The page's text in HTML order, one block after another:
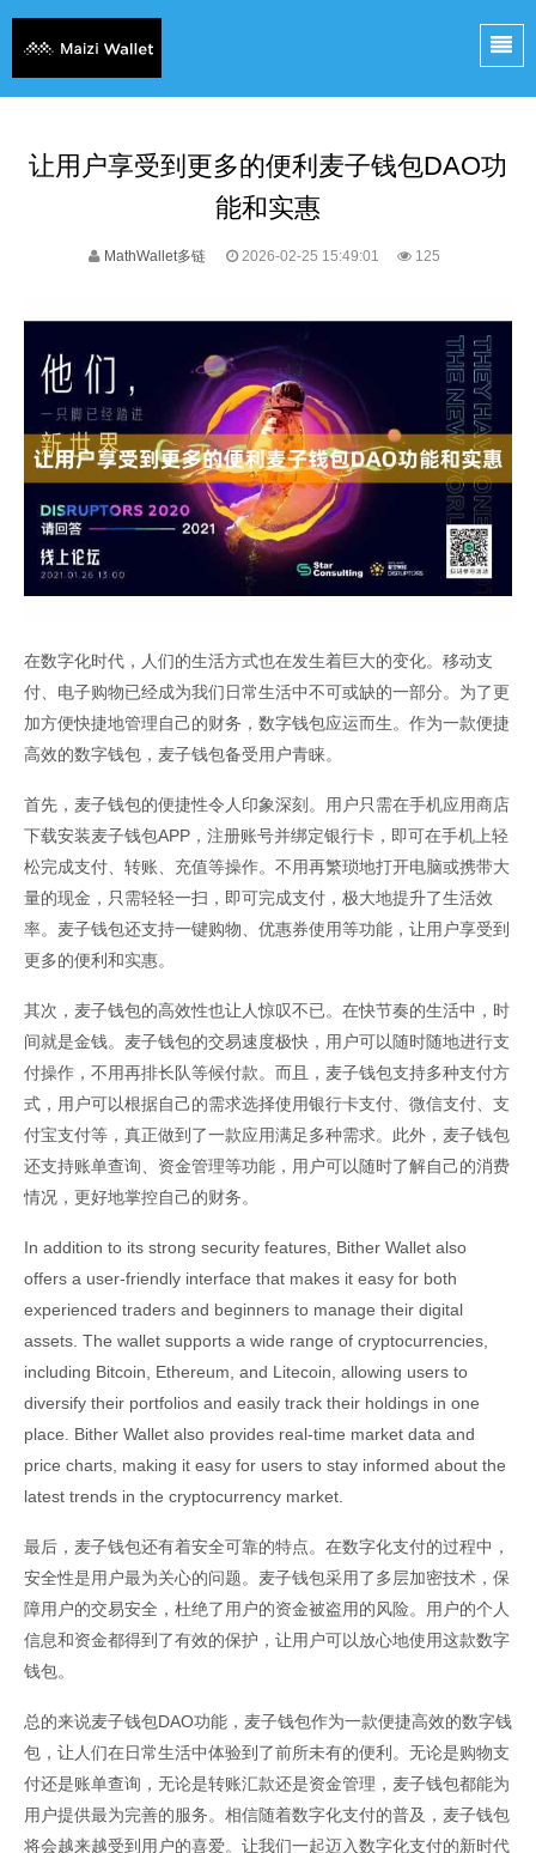
让用户享受到更多的便利麦子钱包DAO功
能和实惠
MathWallet多链 2026-02-25 15:49:01 125
在数字化时代，人们的生活方式也在发生着巨大的变化。移动支
付、电子购物已经成为我们日常生活中不可或缺的一部分。为了更
加方便快捷地管理自己的财务，数字钱包应运而生。作为一款便捷
高效的数字钱包，麦子钱包备受用户青睐。
首先，麦子钱包的便捷性令人印象深刻。用户只需在手机应用商店
下载安装麦子钱包APP，注册账号并绑定银行卡，即可在手机上轻
松完成支付、转账、充值等操作。不用再繁琐地打开电脑或携带大
量的现金，只需轻轻一扫，即可完成支付，极大地提升了生活效
率。麦子钱包还支持一键购物、优惠券使用等功能，让用户享受到
更多的便利和实惠。
其次，麦子钱包的高效性也让人惊叹不已。在快节奏的生活中，时
间就是金钱。麦子钱包的交易速度极快，用户可以随时随地进行支
付操作，不用再排长队等候付款。而且，麦子钱包支持多种支付方
式，用户可以根据自己的需求选择使用银行卡支付、微信支付、支
付宝支付等，真正做到了一款应用满足多种需求。此外，麦子钱包
还支持账单查询、资金管理等功能，用户可以随时了解自己的消费
情况，更好地掌控自己的财务。
In addition to its strong security features, Bither Wallet also
offers a user-friendly interface that makes it easy for both
experienced traders and beginners to manage their digital
assets. The wallet supports a wide range of cryptocurrencies,
including Bitcoin, Ethereum, and Litecoin, allowing users to
diversify their portfolios and easily track their holdings in one
place. Bither Wallet also provides real-time market data and
price charts, making it easy for users to stay informed about the
latest trends in the cryptocurrency market.
最后，麦子钱包还有着安全可靠的特点。在数字化支付的过程中，
安全性是用户最为关心的问题。麦子钱包采用了多层加密技术，保
障用户的交易安全，杜绝了用户的资金被盗用的风险。用户的个人
信息和资金都得到了有效的保护，让用户可以放心地使用这款数字
钱包。
总的来说麦子钱包DAO功能，麦子钱包作为一款便捷高效的数字钱
包，让人们在日常生活中体验到了前所未有的便利。无论是购物支
付还是账单查询，无论是转账汇款还是资金管理，麦子钱包都能为
用户提供最为完善的服务。相信随着数字化支付的普及，麦子钱包
将会越来越受到用户的喜爱。让我们一起迈入数字化支付的新时代